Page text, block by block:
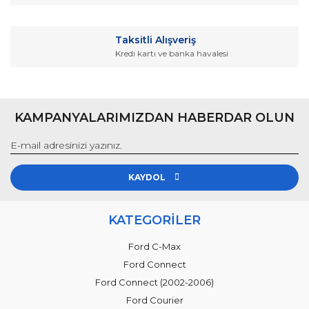
Gönder
Taksitli Alışveriş
Kredi kartı ve banka havalesi
KAMPANYALARIMIZDAN HABERDAR OLUN
KAYDOL
KATEGORİLER
Ford C-Max
Ford Connect
Ford Connect (2002-2006)
Ford Courier